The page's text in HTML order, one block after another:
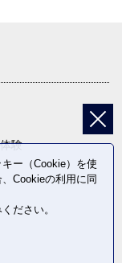
験
ー（Cookie）を使
Cookieの利用に同
ださい。